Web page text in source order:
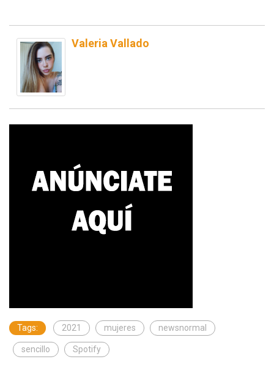
Valeria Vallado
Tags: 2021 mujeres newsnormal
sencillo Spotify